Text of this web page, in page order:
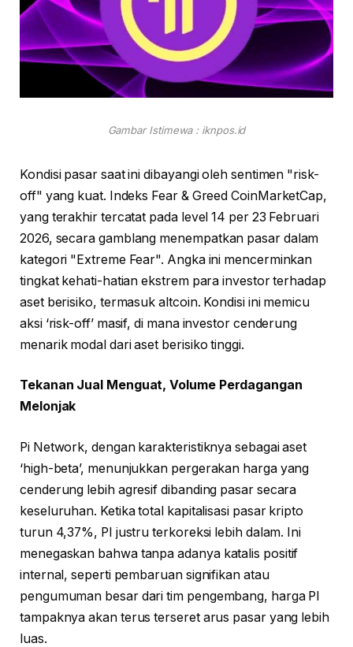
Gambar Istimewa : iknpos.id
Kondisi pasar saat ini dibayangi oleh sentimen "risk-
off" yang kuat. Indeks Fear & Greed CoinMarketCap,
yang terakhir tercatat pada level 14 per 23 Februari
2026, secara gamblang menempatkan pasar dalam
kategori "Extreme Fear". Angka ini mencerminkan
tingkat kehati-hatian ekstrem para investor terhadap
aset berisiko, termasuk altcoin. Kondisi ini memicu
aksi ‘risk-off’ masif, di mana investor cenderung
menarik modal dari aset berisiko tinggi.
Tekanan Jual Menguat, Volume Perdagangan
Melonjak
Pi Network, dengan karakteristiknya sebagai aset
‘high-beta’, menunjukkan pergerakan harga yang
cenderung lebih agresif dibanding pasar secara
keseluruhan. Ketika total kapitalisasi pasar kripto
turun 4,37%, PI justru terkoreksi lebih dalam. Ini
menegaskan bahwa tanpa adanya katalis positif
internal, seperti pembaruan signifikan atau
pengumuman besar dari tim pengembang, harga PI
tampaknya akan terus terseret arus pasar yang lebih
luas.